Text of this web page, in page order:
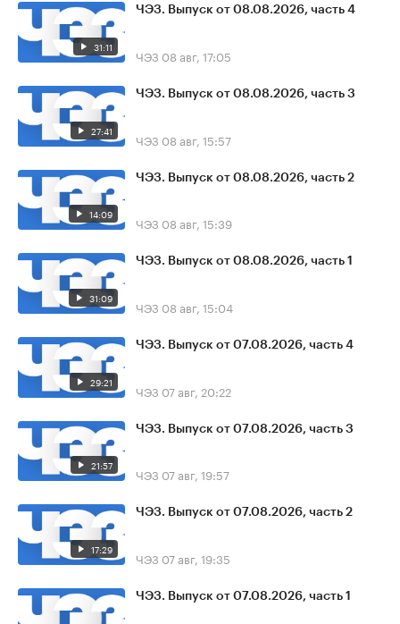
31:11
ЧЭЗ. Выпуск от 08.08.2026, часть 4
ЧЭЗ 08 авг, 17:05
27:41
ЧЭЗ. Выпуск от 08.08.2026, часть 3
ЧЭЗ 08 авг, 15:57
14:09
ЧЭЗ. Выпуск от 08.08.2026, часть 2
ЧЭЗ 08 авг, 15:39
31:09
ЧЭЗ. Выпуск от 08.08.2026, часть 1
ЧЭЗ 08 авг, 15:04
29:21
ЧЭЗ. Выпуск от 07.08.2026, часть 4
ЧЭЗ 07 авг, 20:22
21:57
ЧЭЗ. Выпуск от 07.08.2026, часть 3
ЧЭЗ 07 авг, 19:57
17:29
ЧЭЗ. Выпуск от 07.08.2026, часть 2
ЧЭЗ 07 авг, 19:35
ЧЭЗ. Выпуск от 07.08.2026, часть 1